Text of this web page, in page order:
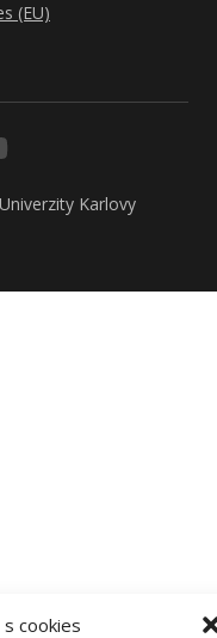
cookies
(EU)
Karlovy